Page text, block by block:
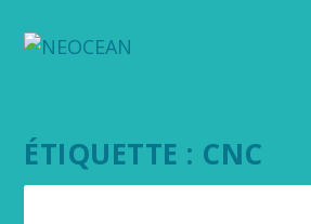
ÉTIQUETTE : CNC